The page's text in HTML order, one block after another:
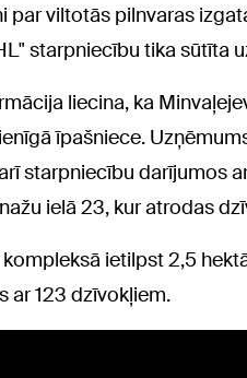
par viltotās pilnvaras
starpniecību tika sūtīta
liecina, ka
īpašniece.
starpniecību darījumos
ielā 23, kur atrodas
ietilpst 2,5
ar 123 dzīvokļiem.